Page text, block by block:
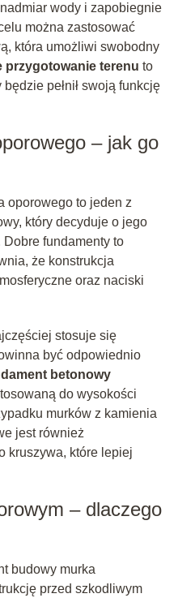
wody i zapobiegnie
można zastosować
która umożliwi swobodny
przygotowanie terenu to
pełnił swoją funkcję
– jak go
oporowego to jeden z
który decyduje o jego
fundamenty to
że konstrukcja
oraz naciski
stosuje się
być odpowiednio
betonowy
do wysokości
murków z kamienia
jest również
kruszywa, które lepiej
– dlaczego
budowy murka
przed szkodliwym